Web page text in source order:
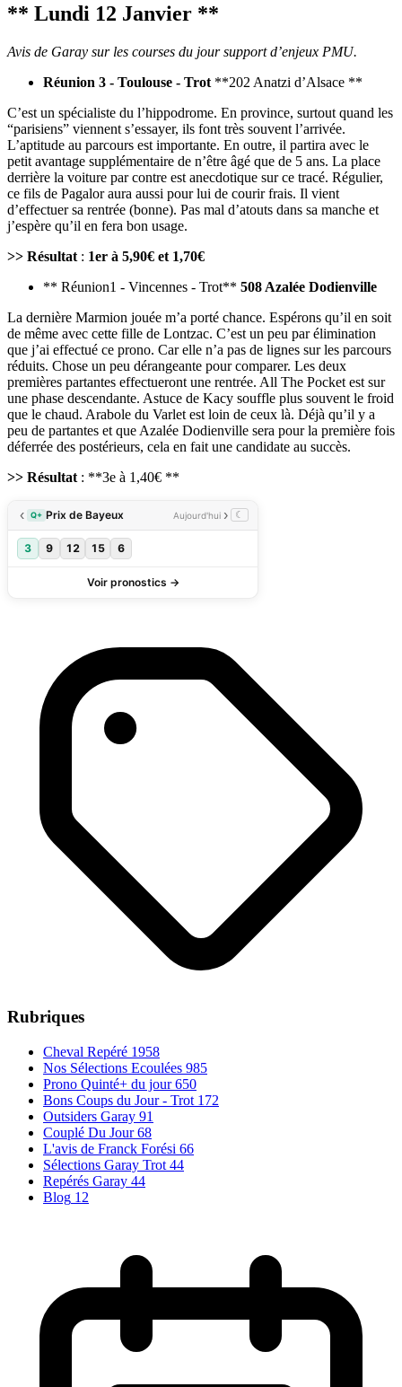
** Lundi 12 Janvier **
Avis de Garay sur les courses du jour support d’enjeux PMU.
Réunion 3 - Toulouse - Trot **202 Anatzi d’Alsace **
C’est un spécialiste du l’hippodrome. En province, surtout quand les
“parisiens” viennent s’essayer, ils font très souvent l’arrivée.
L’aptitude au parcours est importante. En outre, il partira avec le
petit avantage supplémentaire de n’être âgé que de 5 ans. La place
derrière la voiture par contre est anecdotique sur ce tracé. Régulier,
ce fils de Pagalor aura aussi pour lui de courir frais. Il vient
d’effectuer sa rentrée (bonne). Pas mal d’atouts dans sa manche et
j’espère qu’il en fera bon usage.
>> Résultat : 1er à 5,90€ et 1,70€
** Réunion1 - Vincennes - Trot** 508 Azalée Dodienville
La dernière Marmion jouée m’a porté chance. Espérons qu’il en soit
de même avec cette fille de Lontzac. C’est un peu par élimination
que j’ai effectué ce prono. Car elle n’a pas de lignes sur les parcours
réduits. Chose un peu dérangeante pour comparer. Les deux
premières partantes effectueront une rentrée. All The Pocket est sur
une phase descendante. Astuce de Kacy souffle plus souvent le froid
que le chaud. Arabole du Varlet est loin de ceux là. Déjà qu’il y a
peu de partantes et que Azalée Dodienville sera pour la première fois
déferrée des postérieurs, cela en fait une candidate au succès.
>> Résultat : **3e à 1,40€ **
Rubriques
Cheval Repéré 1958
Nos Sélections Ecoulées 985
Prono Quinté+ du jour 650
Bons Coups du Jour - Trot 172
Outsiders Garay 91
Couplé Du Jour 68
L'avis de Franck Forési 66
Sélections Garay Trot 44
Repérés Garay 44
Blog 12